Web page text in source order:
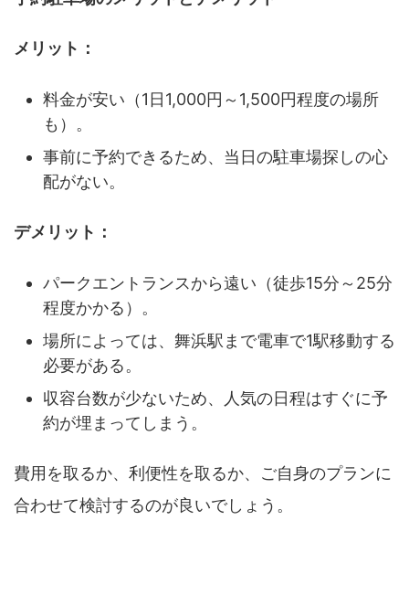
メリット：
料金が安い（1日1,000円～1,500円程度の場所
も）。
事前に予約できるため、当日の駐車場探しの心
配がない。
デメリット：
パークエントランスから遠い（徒歩15分～25分
程度かかる）。
場所によっては、舞浜駅まで電車で1駅移動する
必要がある。
収容台数が少ないため、人気の日程はすぐに予
約が埋まってしまう。
費用を取るか、利便性を取るか、ご自身のプランに
合わせて検討するのが良いでしょう。